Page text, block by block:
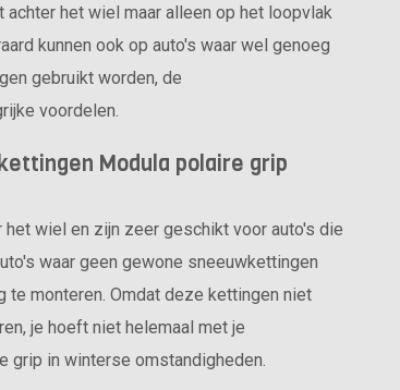
het wiel maar alleen op het loopvlak
kunnen ook op auto's waar wel genoeg
gebruikt worden, de
voordelen.
Modula polaire grip
wiel en zijn zeer geschikt voor auto's die
waar geen gewone sneeuwkettingen
te monteren. Omdat deze kettingen niet
je hoeft niet helemaal met je
grip in winterse omstandigheden.